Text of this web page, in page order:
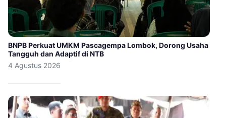
BNPB Perkuat UMKM Pascagempa Lombok, Dorong Usaha
Tangguh dan Adaptif di NTB
4 Agustus 2026